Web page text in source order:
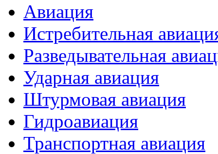
Авиация
Истребительная
Разведывательная
Ударная авиация
Штурмовая авиация
Гидроавиация
Транспортная авиация